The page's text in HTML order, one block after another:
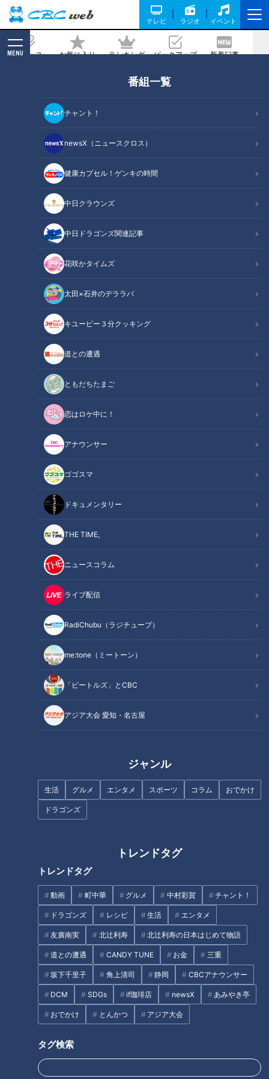
テレビ ラジオ イベント
ニュース お気に入り ランキング ピックアップ 新着記事
MENU
番組一覧
チャント！
newsX（ニュースクロス）
健康カプセル！ゲンキの時間
中日クラウンズ
中日ドラゴンズ関連記事
花咲かタイムズ
太田×石井のデララバ
キユーピー３分クッキング
道との遭遇
ともだちたまご
恋はロケ中に！
アナウンサー
ゴゴスマ
ドキュメンタリー
THE TIME,
ニュースコラム
ライブ配信
RadiChubu（ラジチューブ）
me:tone（ミートーン）
「ビートルズ」とCBC
アジア大会 愛知・名古屋
ジャンル
生活 グルメ エンタメ スポーツ コラム おでかけ
ドラゴンズ
トレンドタグ
トレンドタグ
動画 町中華 グルメ 中村彩賀 チャント！
ドラゴンズ レシピ 生活 エンタメ
友廣南実 北辻利寿 北辻利寿の日本はじめて物語
道との遭遇 CANDY TUNE お金 三重
坂下千里子 角上清司 静岡 CBCアナウンサー
DCM SDGs if珈琲店 newsX あみやき亭
おでかけ とんかつ アジア大会
タグ検索
ぎょうざ"に大満足!
記事に戻る
15センチの巨大餃子!?ご当地グルメ“津ぎょうざ"に大満足!
この記事の画像
この記事を見たあなたへのおすすめ
禁断のコラボ！イチゴといなり
新“絶景スポット”とは
デカすぎ！！常連客が溺愛する
謎だらけの「シャーレン飯」と
市の隠れた名店『新城』で味わ
査
ゲームクリエイター・マヂラブ
野田も脱帽！ 野田ゲーにスカ
ウトか！？ 愛知県屈指の進学
校『滝学園』先進技術研究部に
マヂラブが向かった！
松阪牛を使った豪華自炊飯が完
成！グラドル・三田悠貴が軽ト
ラで三重縦断を目指す旅
グルメ おでかけ
箕輪はるか 花咲かタイムズ 週末ジャーニー 推しタビ